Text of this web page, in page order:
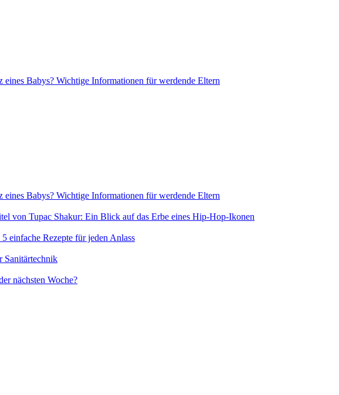
eines Babys? Wichtige Informationen für werdende Eltern
eines Babys? Wichtige Informationen für werdende Eltern
von Tupac Shakur: Ein Blick auf das Erbe eines Hip-Hop-Ikonen
einfache Rezepte für jeden Anlass
Sanitärtechnik
nächsten Woche?